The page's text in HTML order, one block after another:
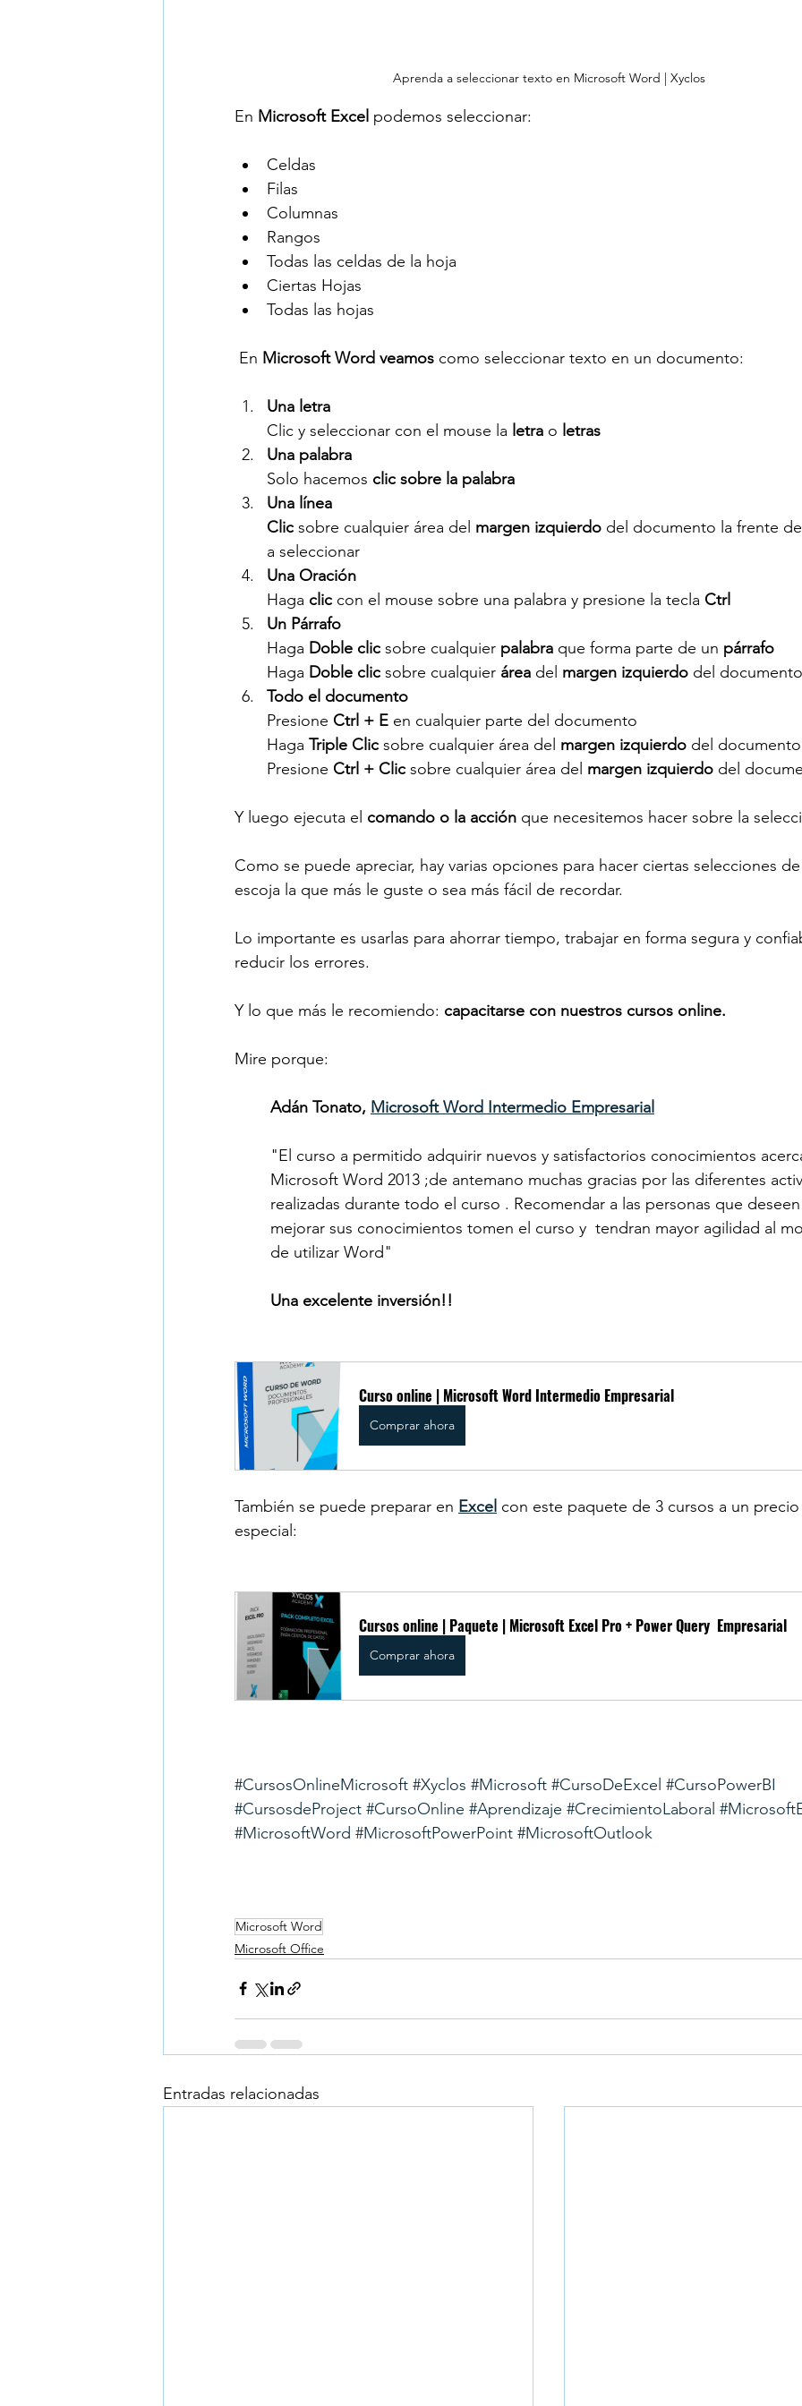
Aprenda a seleccionar texto en Microsoft Word | Xyclos
En Microsoft Excel podemos seleccionar:
Celdas
Filas
Columnas
Rangos
Todas las celdas de la hoja
Ciertas Hojas
Todas las hojas
En Microsoft Word veamos como seleccionar texto en un documento:
Una letra
Clic y seleccionar con el mouse la letra o letras
Una palabra
Solo hacemos clic sobre la palabra
Una línea
Clic sobre cualquier área del margen izquierdo del documento la frente
a seleccionar
Una Oración
Haga clic con el mouse sobre una palabra y presione la tecla Ctrl
Un Párrafo
Haga Doble clic sobre cualquier palabra que forma parte de un párrafo
Haga Doble clic sobre cualquier área del margen izquierdo del documento
Todo el documento
Presione Ctrl + E en cualquier parte del documento
Haga Triple Clic sobre cualquier área del margen izquierdo del documento
Presione Ctrl + Clic sobre cualquier área del margen izquierdo del
Y luego ejecuta el comando o la acción que necesitemos hacer sobre la
Como se puede apreciar, hay varias opciones para hacer ciertas selecciones
escoja la que más le guste o sea más fácil de recordar.
Lo importante es usarlas para ahorrar tiempo, trabajar en forma segura y
reducir los errores.
Y lo que más le recomiendo: capacitarse con nuestros cursos online.
Mire porque:
Adán Tonato, Microsoft Word Intermedio Empresarial
"El curso a permitido adquirir nuevos y satisfactorios conocimientos
Microsoft Word 2013 ;de antemano muchas gracias por las diferentes
realizadas durante todo el curso . Recomendar a las personas que deseen
mejorar sus conocimientos tomen el curso y  tendran mayor agilidad al
de utilizar Word"
Una excelente inversión!!
Curso online | Microsoft Word Intermedio Empresarial
Comprar ahora
También se puede preparar en Excel con este paquete de 3 cursos a un precio
especial:
Cursos online | Paquete | Microsoft Excel Pro + Power Query  Empresarial
Comprar ahora
#CursosOnlineMicrosoft #Xyclos #Microsoft #CursoDeExcel #CursoPowerBI
#CursosdeProject #CursoOnline #Aprendizaje #CrecimientoLaboral
#MicrosoftWord #MicrosoftPowerPoint #MicrosoftOutlook
Microsoft Word
Microsoft Office
Entradas relacionadas